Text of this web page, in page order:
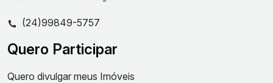
(24)99849-5757
Quero Participar
Quero divulgar meus Imóveis